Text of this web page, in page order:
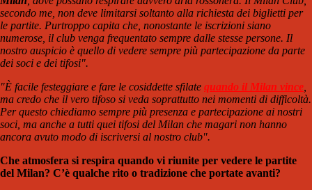
secondo me, non deve limitarsi soltanto alla richiesta dei biglietti per
le partite. Purtroppo capita che, nonostante le iscrizioni siano
numerose, il club venga frequentato sempre dalle stesse persone. Il
nostro auspicio è quello di vedere sempre più partecipazione da parte
dei soci e dei tifosi".
"È facile festeggiare e fare le cosiddette sfilate quando il Milan vince
ma credo che il vero tifoso si veda soprattutto nei momenti di difficoltà.
Per questo chiediamo sempre più presenza e partecipazione ai nostri
soci, ma anche a tutti quei tifosi del Milan che magari non hanno
ancora avuto modo di iscriversi al nostro club".
Che atmosfera si respira quando vi riunite per vedere le partite
del Milan? C’è qualche rito o tradizione che portate avanti?